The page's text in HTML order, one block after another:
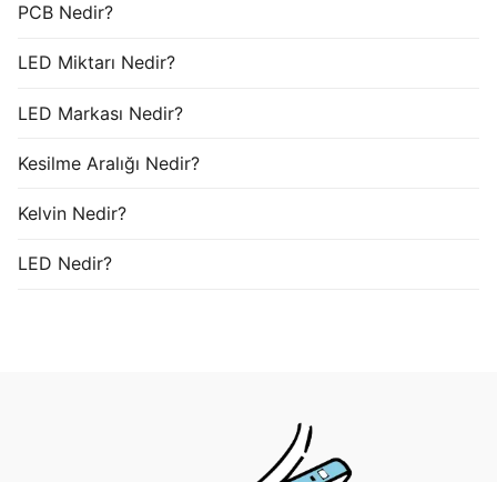
PCB Nedir?
LED Miktarı Nedir?
LED Markası Nedir?
Kesilme Aralığı Nedir?
Kelvin Nedir?
LED Nedir?